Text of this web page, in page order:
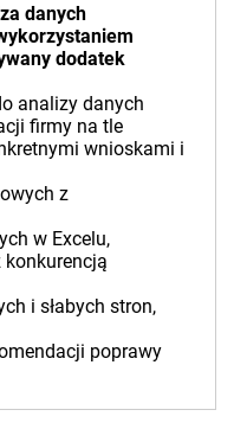
danych
dodatek
analizy danych
firmy na tle
wnioskami i
z
w Excelu,
konkurencją
i słabych stron,
poprawy